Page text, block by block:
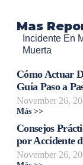
Mas
Incidente En
Muerta
Cómo Actuar
Guía Paso a
November 26,
Más >>
Consejos
por Accidente
November 26,